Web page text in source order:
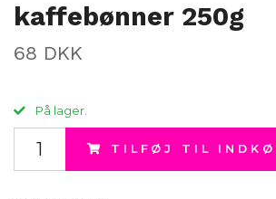
kaffebønner 250g
68 DKK
På lager.
TILFØJ TIL